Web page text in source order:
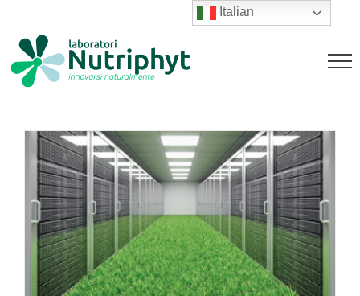
contenuto
Carbon Neutral: nuova frontiera
green
Italian